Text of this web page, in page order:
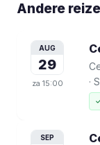
Andere
AUG
29
za 15:00
·
SEP